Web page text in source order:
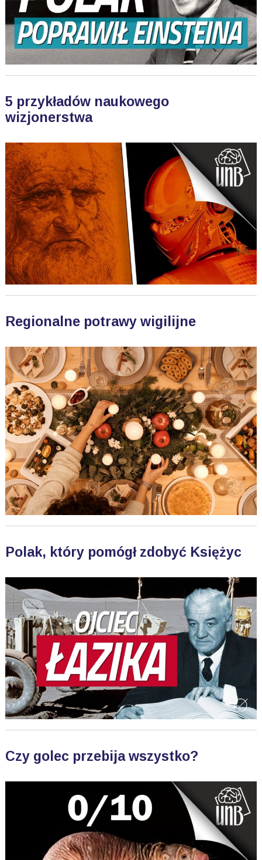
5 przykładów naukowego
wizjonerstwa
Regionalne potrawy wigilijne
Polak, który pomógł zdobyć Księżyc
Czy golec przebija wszystko?